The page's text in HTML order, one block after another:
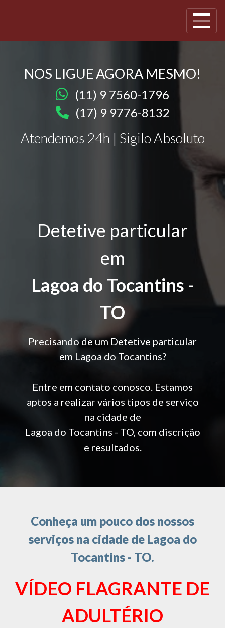
NOS LIGUE AGORA MESMO!
(11) 9 7560-1796
(17) 9 9776-8132
Atendemos 24h | Sigilo Absoluto
Detetive particular
em
Lagoa do Tocantins -
TO
Precisando de um Detetive particular
em Lagoa do Tocantins?
Entre em contato conosco. Estamos
aptos a realizar vários tipos de serviço
na cidade de
Lagoa do Tocantins - TO, com discrição
e resultados.
Conheça um pouco dos nossos
serviços na cidade de Lagoa do
Tocantins - TO.
VÍDEO FLAGRANTE DE
ADULTÉRIO